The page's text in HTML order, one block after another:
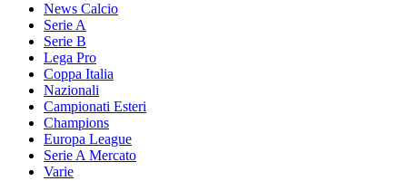
News Calcio
Serie A
Serie B
Lega Pro
Coppa Italia
Nazionali
Campionati Esteri
Champions
Europa League
Serie A Mercato
Varie